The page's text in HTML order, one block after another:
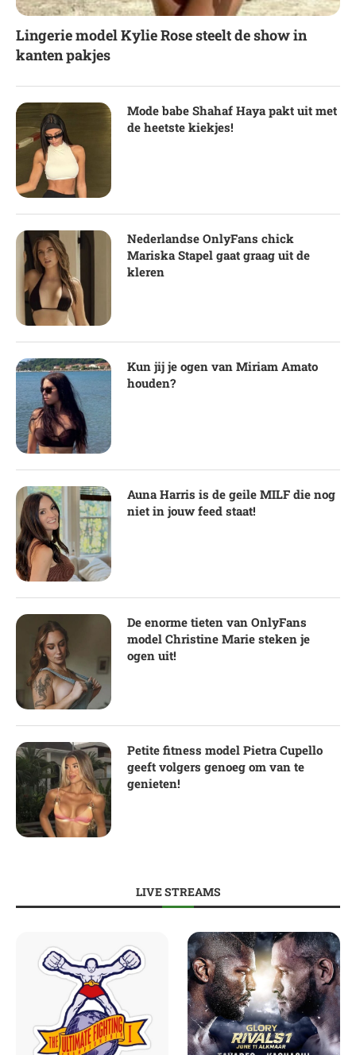
Lingerie model Kylie Rose steelt de show in
kanten pakjes
Mode babe Shahaf Haya pakt uit met
de heetste kiekjes!
Nederlandse OnlyFans chick
Mariska Stapel gaat graag uit de
kleren
Kun jij je ogen van Miriam Amato
houden?
Auna Harris is de geile MILF die nog
niet in jouw feed staat!
De enorme tieten van OnlyFans
model Christine Marie steken je
ogen uit!
Petite fitness model Pietra Cupello
geeft volgers genoeg om van te
genieten!
LIVE STREAMS